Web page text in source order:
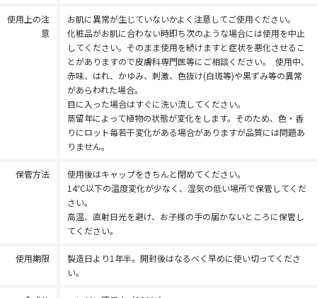
使用上の注
意
お肌に異常が生じていないかよく注意してご使用ください。
化粧品がお肌に合わない時即ち次のような場合には使用を中止
してください。そのまま使用を続けますと症状を悪化させるこ
とがありますので皮膚科専門医等にご相談ください。 使用中、
赤味、はれ、かゆみ、刺激、色抜け(白斑等)や黒ずみ等の異常
があらわれた場合。
目に入った場合はすぐに洗い流してください。
蒸留年によって植物の状態が変化をします。そのため、色・香
りにロット毎若干変化がある場合がありますが品質には問題あ
りません。
保管方法
使用後はキャップをきちんと閉めてください。
14℃以下の温度変化が少なく、湿気の低い場所で保管してくだ
さい。
高温、直射日光を避け、お子様の手の届かないところに保管し
てください。
使用期限
製造日より1年半。開封後はなるべく早めに使い切ってくださ
い。